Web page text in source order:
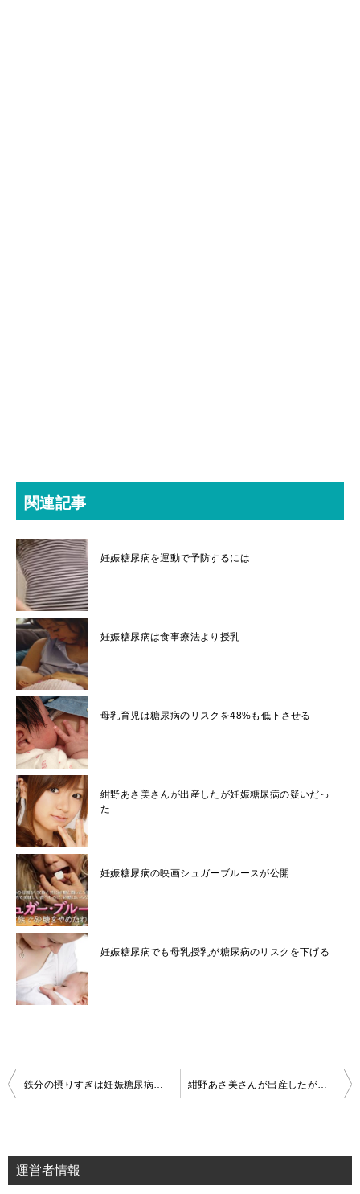
関連記事
妊娠糖尿病を運動で予防するには
妊娠糖尿病は食事療法より授乳
母乳育児は糖尿病のリスクを48%も低下させる
紺野あさ美さんが出産したが妊娠糖尿病の疑いだっ
た
妊娠糖尿病の映画シュガーブルースが公開
妊娠糖尿病でも母乳授乳が糖尿病のリスクを下げる
投
ビ
ゲ
鉄分の摂りすぎは妊娠糖尿病の原因 紺野あさ美さんが出産したが妊娠糖尿病の疑いだった
運営者情報